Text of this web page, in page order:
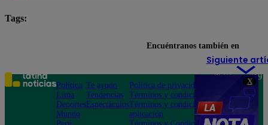
X
Tags:
Siguiente
Encuéntranos también en
Política
Lima
Deportes
Mundo
Te ayudo
Tendencias
Espectáculos
Política de privacidad
Términos y condiciones
Términos y condiciones
aplicación
Teléfono: 219
Av. San
Felipe 968
Jesús María